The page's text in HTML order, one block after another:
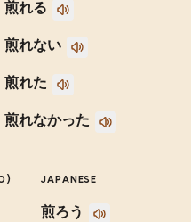
煎れる
煎れない
煎れた
煎れなかった
JAPANESE
煎ろう